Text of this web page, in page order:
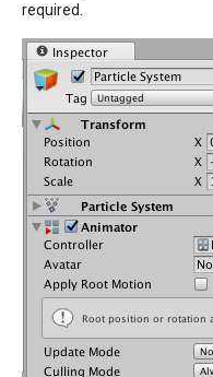
required.